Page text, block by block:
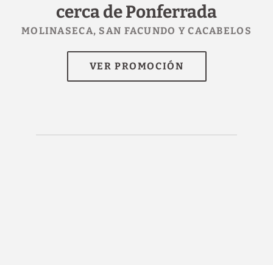
cerca de Ponferrada
MOLINASECA, SAN FACUNDO Y CACABELOS